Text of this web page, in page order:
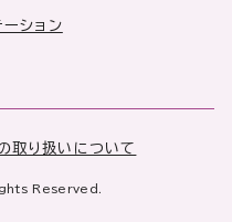
ション
取り扱いについて
Reserved.